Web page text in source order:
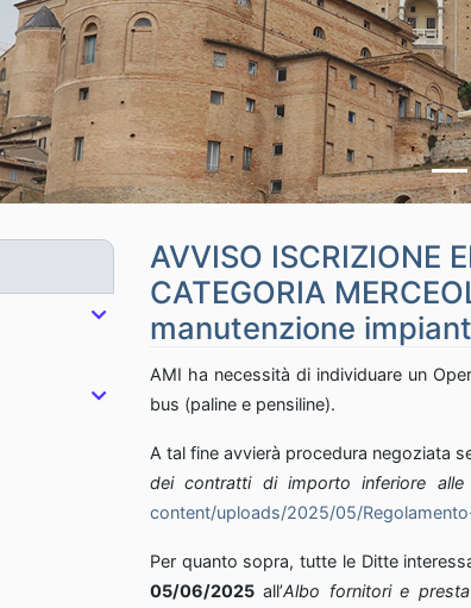
AVVISO ISCRIZIONE
CATEGORIA
manutenzione
AMI ha necessità di individuare un
bus (paline e pensiline).
A tal fine avvierà procedura negoziata
dei contratti di importo inferiore alle
content/uploads/2025/05/
Per quanto sopra, tutte le Ditte
05/06/2025 all’Albo fornitori e